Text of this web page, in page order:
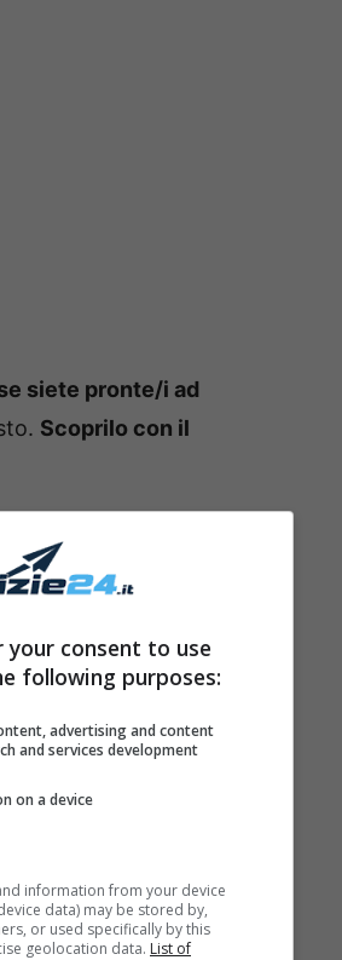
siete pronte/i ad
Scoprilo con il
sono
in base al vostro
far altro che
desideri
consent to use
following purposes:
advertising and content
and services development
on a device
information from your device
data) may be stored by,
or used specifically by this
geolocation data. List of